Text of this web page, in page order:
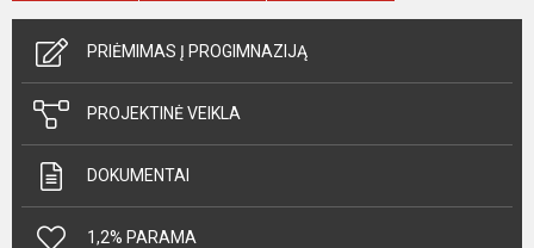
PRIĖMIMAS Į PROGIMNAZIJĄ
PROJEKTINĖ VEIKLA
DOKUMENTAI
1,2% PARAMA